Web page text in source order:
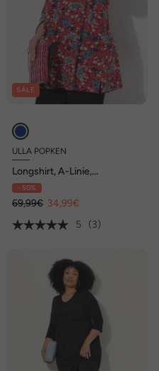
SALE
ULLA POPKEN
Longshirt, A-Linie,
Rundhalsausschnitt, 3/4-
Arm
- 50%
69,99€ 34,99€
5
(3)